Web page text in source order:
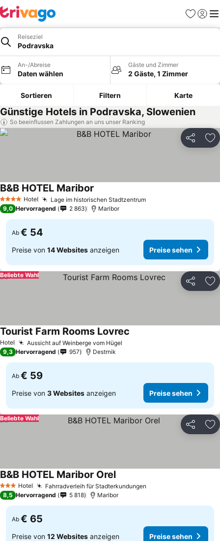
Favoriten
Reiseziel
Podravska
An-/Abreise
Daten wählen
Gäste und Zimmer
2 Gäste, 1 Zimmer
Sortieren Filtern Karte
Günstige Hotels in Podravska, Slowenien
So beeinflussen Zahlungen an uns unser Ranking
Teilen
4 Sterne Hotel Lage im historischen Stadtzentrum
B&B HOTEL Maribor
9,0 Hervorragend 2 863 Maribor
Ab € 54
Preise von 14 Websites anzeigen Preise sehen
Teilen
Beliebte Wahl
Hotel Aussicht auf Weinberge vom Hügel
Tourist Farm Rooms Lovrec
9,3 Hervorragend 957 Destrnik
Ab € 59
Preise von 3 Websites anzeigen Preise sehen
Teilen
Beliebte Wahl
3 SterneHotel Fahrradverleih für Stadterkundungen
B&B HOTEL Maribor Orel
8,5 Hervorragend 5 818 Maribor
Ab € 65
Preise von 12 Websites anzeigen Preise sehen